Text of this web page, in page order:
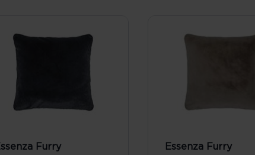
Furry
Essenza Furry